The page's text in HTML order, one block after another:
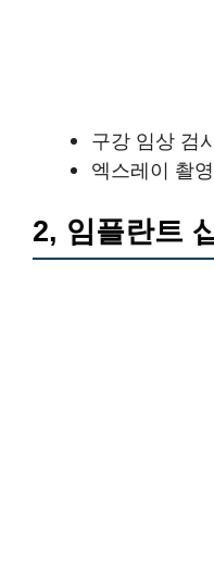
구강 임상 검
엑스레이 촬
2, 임플란트